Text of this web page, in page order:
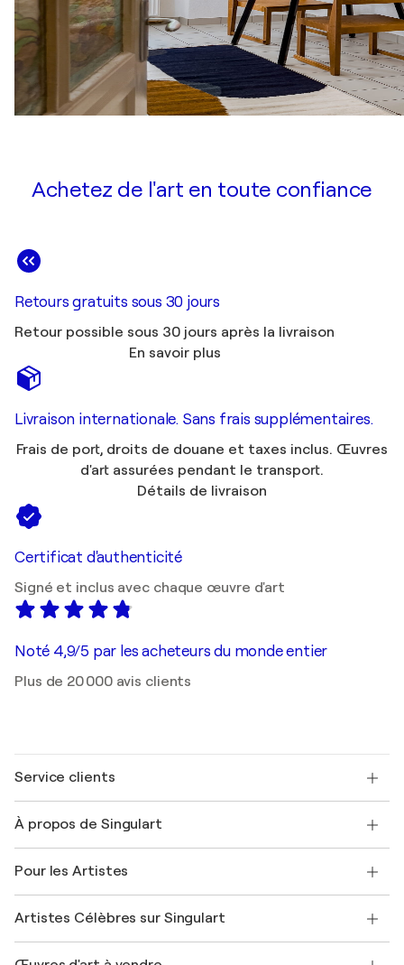
Achetez de l'art en toute confiance
Retours gratuits sous 30 jours
Retour possible sous 30 jours après la livraison
En savoir plus
Livraison internationale. Sans frais supplémentaires.
Frais de port, droits de douane et taxes inclus. Œuvres
d'art assurées pendant le transport.
Détails de livraison
Certificat d'authenticité
Signé et inclus avec chaque œuvre d'art
Noté 4,9/5 par les acheteurs du monde entier
Plus de 20 000 avis clients
Service clients
Expédition
Offrir une carte cadeau
Rejoignez notre programme commercial
Mon compte
+33 1 76 44 06 42
À propos de Singulart
FAQ
Magazine Singulart
Emplois
Découvrez une sélection d'art original
Pour les Artistes
Se connecter en tant qu'Artiste
Artistes Célèbres sur Singulart